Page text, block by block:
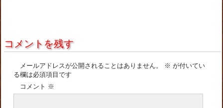
コメントを残す
メールアドレスが公開されることはありません。 ※ が付いてい
る欄は必須項目です
コメント ※